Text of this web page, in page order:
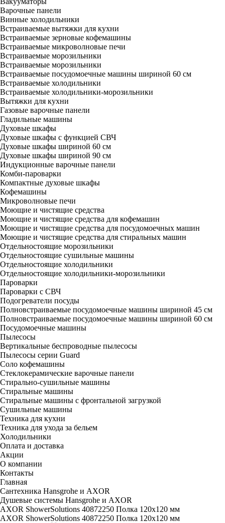
Варочные панели
Винные холодильники
Встраиваемые вытяжки для кухни
Встраиваемые зерновые кофемашины
Встраиваемые микроволновые печи
Встраиваемые морозильники
Встраиваемые морозильники
Встраиваемые посудомоечные машины шириной 60 см
Встраиваемые холодильники
Встраиваемые холодильники-морозильники
Вытяжки для кухни
Газовые варочные панели
Гладильные машины
Духовые шкафы
Духовые шкафы с функцией СВЧ
Духовые шкафы шириной 60 см
Духовые шкафы шириной 90 см
Индукционные варочные панели
Комби-пароварки
Компактные духовые шкафы
Кофемашины
Микроволновые печи
Моющие и чистящие средства
Моющие и чистящие средства для кофемашин
Моющие и чистящие средства для посудомоечных машин
Моющие и чистящие средства для стиральных машин
Отдельностоящие морозильники
Отдельностоящие сушильные машины
Отдельностоящие холодильники
Отдельностоящие холодильники-морозильники
Пароварки
Пароварки с СВЧ
Подогреватели посуды
Полновстраиваемые посудомоечные машины шириной 45 см
Полновстраиваемые посудомоечные машины шириной 60 см
Посудомоечные машины
Пылесосы
Вертикальные беспроводные пылесосы
Пылесосы серии Guard
Соло кофемашины
Стеклокерамические варочные панели
Стирально-сушильные машины
Стиральные машины
Стиральные машины с фронтальной загрузкой
Сушильные машины
Техника для кухни
Техника для ухода за бельем
Холодильники
Оплата и доставка
Акции
О компании
Контакты
Главная
Сантехника Hansgrohe и AXOR
Душевые системы Hansgrohe и AXOR
AXOR ShowerSolutions 40872250 Полка 120х120 мм
AXOR ShowerSolutions 40872250 Полка 120х120 мм